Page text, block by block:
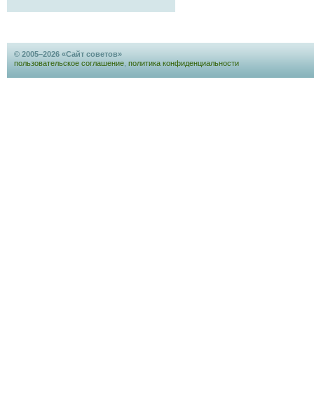
© 2005–2026 «Сайт советов»
пользовательское соглашение политика конфиденциальности